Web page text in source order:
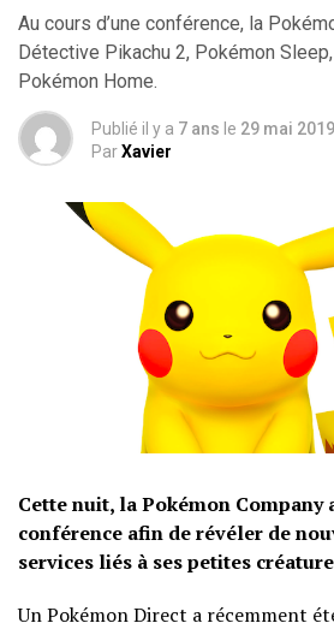
Au cours d’une conférence, la
Détective Pikachu 2, Pokémon
Pokémon Home.
Publié il y a 7 ans le 29 mai 2019
ParXavier
Cette nuit, la Pokémon Company
conférence afin de révéler de
services liés à ses petites
Un Pokémon Direct a récemment